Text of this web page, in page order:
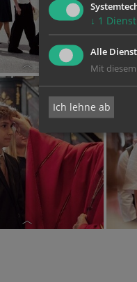
↓ 1 Dienst
Alle
Mit
Ich lehne ab